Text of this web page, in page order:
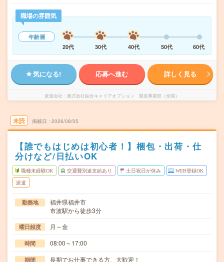
職場の雰囲気
年齢層
20代
30代 40代 50代 60代
気になる! 応募へ進む 詳しく見る
派遣会社 株式会社綜合キャリアオプション 製造事業部（全国）
未読 掲載日 2026/08/05
【誰でもはじめは初心者！】梱包・出荷・仕
分けなど/日払いOK
職種未経験OK 交通費別途支給あり 土日祝日が休み WEB登録OK
派遣
勤務地
福井県福井市
市波駅から徒歩3分
曜日頻度 月～金
時間 08:00～17:00
期間 長期でお仕事できる方、大歓迎！